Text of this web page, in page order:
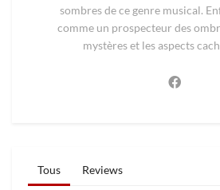
sombres de ce genre musical.
comme un prospecteur des
mystères et les aspects
Tous Reviews